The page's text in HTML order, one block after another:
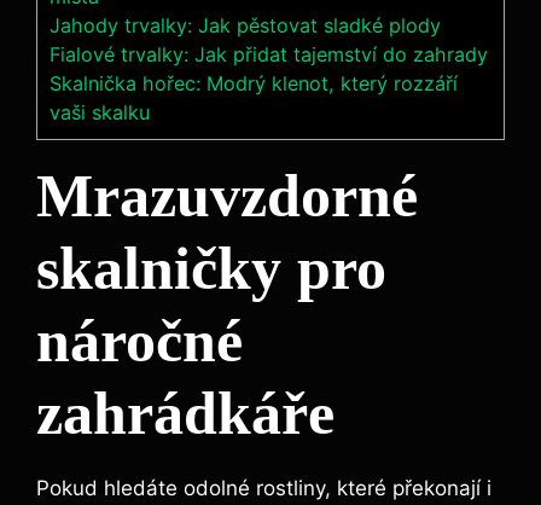
Jahody trvalky: Jak pěstovat sladké plody
Fialové trvalky: Jak přidat tajemství do zahrady
Skalnička hořec: Modrý klenot, který rozzáří
vaši skalku
Mrazuvzdorné
skalničky pro
náročné
zahrádkáře
Pokud hledáte odolné rostliny, které překonají i